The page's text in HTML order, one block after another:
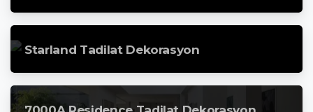
Starland Tadilat Dekorasyon